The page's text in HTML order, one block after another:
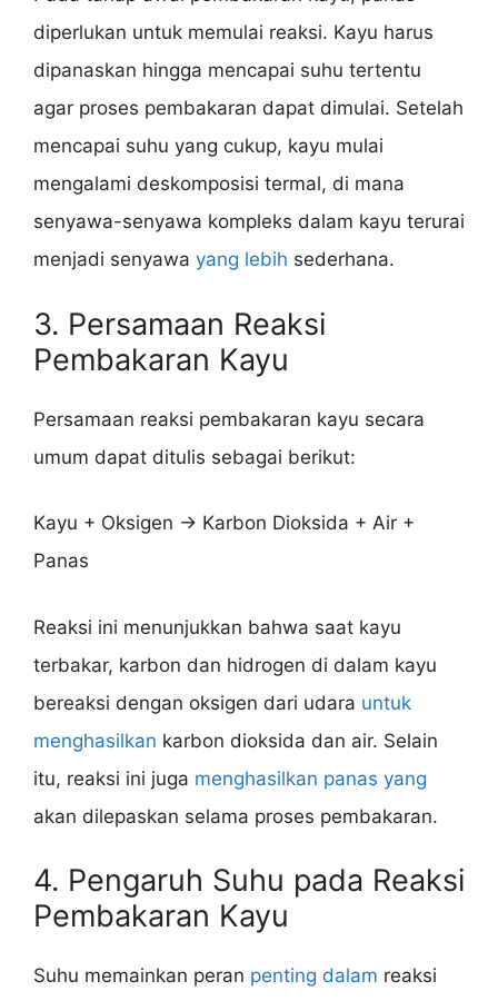
diperlukan untuk memulai reaksi. Kayu harus
dipanaskan hingga mencapai suhu tertentu
agar proses pembakaran dapat dimulai. Setelah
mencapai suhu yang cukup, kayu mulai
mengalami deskomposisi termal, di mana
senyawa-senyawa kompleks dalam kayu terurai
menjadi senyawa yang lebih sederhana.
3. Persamaan Reaksi
Pembakaran Kayu
Persamaan reaksi pembakaran kayu secara
umum dapat ditulis sebagai berikut:
Kayu + Oksigen → Karbon Dioksida + Air +
Panas
Reaksi ini menunjukkan bahwa saat kayu
terbakar, karbon dan hidrogen di dalam kayu
bereaksi dengan oksigen dari udara untuk
menghasilkan karbon dioksida dan air. Selain
itu, reaksi ini juga menghasilkan panas yang
akan dilepaskan selama proses pembakaran.
4. Pengaruh Suhu pada Reaksi
Pembakaran Kayu
Suhu memainkan peran penting dalam reaksi